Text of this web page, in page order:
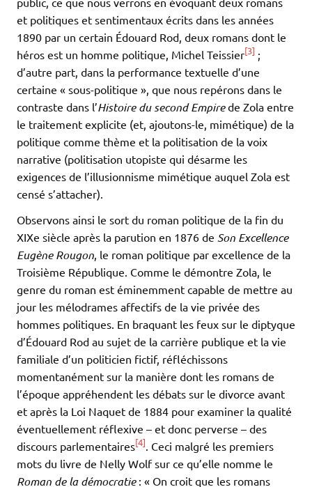
et politiques et sentimentaux écrits dans les années
1890 par un certain Édouard Rod, deux romans dont le
héros est un homme politique, Michel Teissier[3] ;
d’autre part, dans la performance textuelle d’une
certaine « sous-politique », que nous repérons dans le
contraste dans l’Histoire du second Empirede Zola entre
le traitement explicite (et, ajoutons-le, mimétique) de la
politique comme thème et la politisation de la voix
narrative (politisation utopiste qui désarme les
exigences de l’illusionnisme mimétique auquel Zola est
censé s’attacher).
Observons ainsi le sort du roman politique de la fin du
XIXe siècle après la parution en 1876 de Son Excellence
Eugène Rougon , le roman politique par excellence de la
Troisième République. Comme le démontre Zola, le
genre du roman est éminemment capable de mettre au
jour les mélodrames affectifs de la vie privée des
hommes politiques. En braquant les feux sur le diptyque
d’Édouard Rod au sujet de la carrière publique et la vie
familiale d’un politicien fictif, réfléchissons
momentanément sur la manière dont les romans de
l’époque appréhendent les débats sur le divorce avant
et après la Loi Naquet de 1884 pour examiner la qualité
éventuellement réflexive – et donc perverse – des
discours parlementaires[4] . Ceci malgré les premiers
mots du livre de Nelly Wolf sur ce qu’elle nomme le
Roman de la démocratie: « On croit que les romans